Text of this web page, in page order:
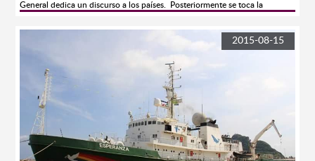
General dedica un discurso a los países. Posteriormente se toca la
2015-08-15